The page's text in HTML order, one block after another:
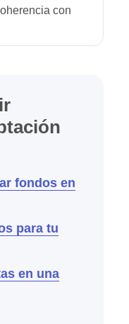
con
fondos en
para tu
en una